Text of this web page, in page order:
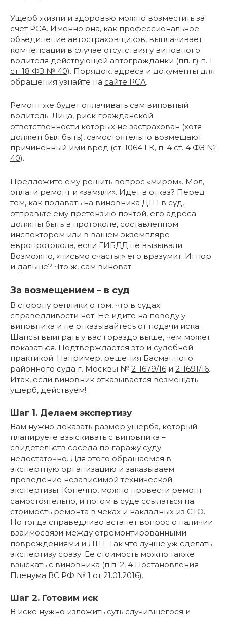
Ущерб жизни и здоровью можно возместить за
счет РСА. Именно она, как профессиональное
объединение автостраховщиков, выплачивает
компенсации в случае отсутствия у виновного
водителя действующей автогражданки (пп. г) п. 1
ст. 18 ФЗ № 40). Порядок, адреса и документы для
обращения узнайте на сайте РСА.
Ремонт же будет оплачивать сам виновный
водитель. Лица, риск гражданской
ответственности которых не застрахован (хотя
должен был быть), самостоятельно возмещают
причиненный ими вред (ст. 1064 ГК, п. 4 ст. 4 ФЗ №
40).
Предложите ему решить вопрос «миром». Мол,
оплати ремонт и «замяли». Идет в отказ? Перед
тем, как подавать на виновника ДТП в суд,
отправьте ему претензию почтой, его адреса
должны быть в протоколе, составленном
инспектором или в вашем экземпляре
европротокола, если ГИБДД не вызывали.
Возможно, «письмо счастья» его вразумит. Игнор
и дальше? Что ж, сам виноват.
За возмещением – в суд
В сторону реплики о том, что в судах
справедливости нет! Не идите на поводу у
виновника и не отказывайтесь от подачи иска.
Шансы выиграть у вас гораздо выше, чем может
показаться. Подтверждается это и судебной
практикой. Например, решения Басманного
районного суда г. Москвы № 2-1679/16 и 2-1691/16.
Итак, если виновник отказывается возмещать
ущерб, действуем!
Шаг 1. Делаем экспертизу
Вам нужно доказать размер ущерба, который
планируете взыскивать с виновника –
свидетельств соседа по гаражу суду
недостаточно. Для этого обращаемся в
экспертную организацию и заказываем
проведение независимой технической
экспертизы. Конечно, можно провести ремонт
самостоятельно, и потом в суде ссылаться на
стоимость ремонта в чеках и накладных из СТО.
Но тогда справедливо встанет вопрос о наличии
взаимосвязи между отремонтированными
повреждениями и ДТП. Так что лучше уж сделать
экспертизу сразу. Ее стоимость можно также
взыскать с виновника (п.п. 2, 4 Постановления
Пленума ВС РФ № 1 от 21.01.2016).
Шаг 2. Готовим иск
В иске нужно изложить суть случившегося и